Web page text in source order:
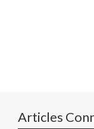
Articles